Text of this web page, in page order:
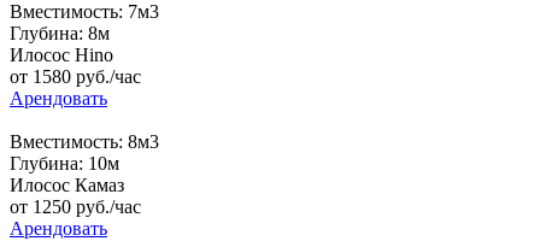
Вместимость: 7м3
Глубина: 8м
Илосос Hino
от 1580 руб./час
Арендовать
Вместимость: 8м3
Глубина: 10м
Илосос Камаз
от 1250 руб./час
Арендовать